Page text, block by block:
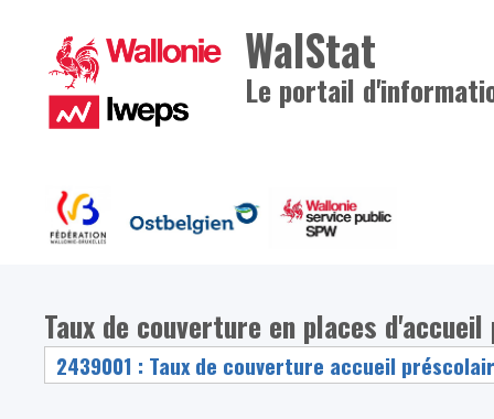
WalStat
Le portail
Taux de couverture en places